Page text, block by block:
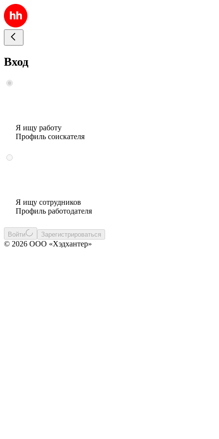
Вход
Я ищу работу
Профиль соискателя
Я ищу сотрудников
Профиль работодателя
Войти Зарегистрироваться
© 2026 ООО «Хэдхантер»